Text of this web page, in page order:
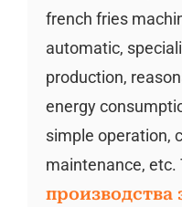
french fries
automatic,
production,
energy
simple operation,
maintenance, etc.